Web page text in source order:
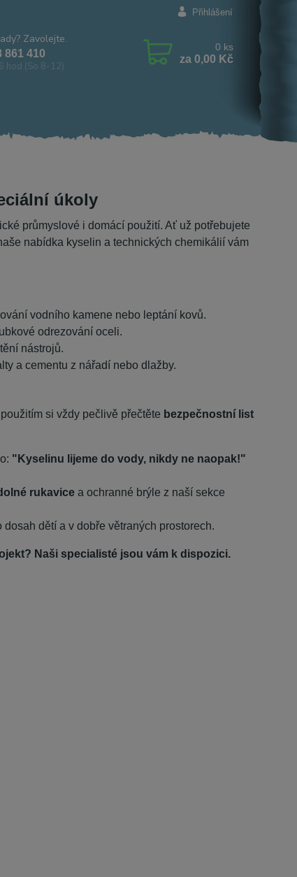
Přihlášení
Zavolejte.
861 410
hod (So 8-12)
0 ks
za 0,00 Kč
úkoly
průmyslové i domácí použití. Ať už potřebujete
nabídka kyselin a technických chemikálií vám
vodního kamene nebo leptání kovů.
odrezování oceli.
nástrojů.
a cementu z nářadí nebo dlažby.
si vždy pečlivě přečtěte bezpečnostní list
"Kyselinu lijeme do vody, nikdy ne naopak!"
rukavicea ochranné brýle z naší sekce
dětí a v dobře větraných prostorech.
Naši specialisté jsou vám k dispozici.